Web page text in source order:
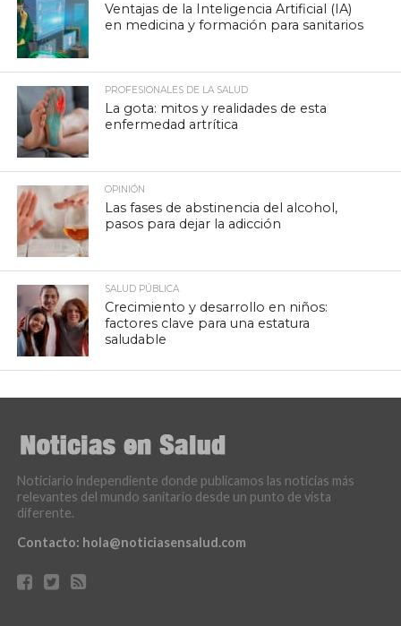
Ventajas de la Inteligencia Artificial (IA)
en medicina y formación para sanitarios
PROFESIONALES DE LA SALUD
La gota: mitos y realidades de esta
enfermedad artrítica
OPINIÓN
Las fases de abstinencia del alcohol,
pasos para dejar la adicción
SALUD PÚBLICA
Crecimiento y desarrollo en niños:
factores clave para una estatura
saludable
Noticiario independiente donde publicamos las noticias más
relevantes del mundo sanitario desde un punto de vista
diferente.
Contacto: hola@noticiasensalud.com